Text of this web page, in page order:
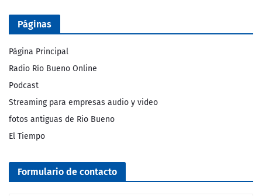
Páginas
Página Principal
Radio Río Bueno Online
Podcast
Streaming para empresas audio y video
fotos antiguas de Rio Bueno
El Tiempo
Formulario de contacto